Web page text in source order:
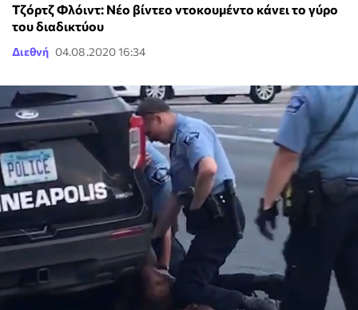
Τζόρτζ Φλόιντ: Νέο βίντεο ντοκουμέντο κάνει το γύρο
του διαδικτύου
Διεθνή 04.08.2020 16:34